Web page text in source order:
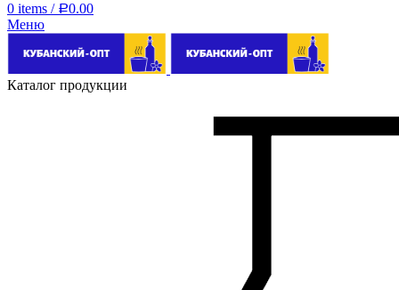
0 items / Р0.00
Меню
Каталог продукции